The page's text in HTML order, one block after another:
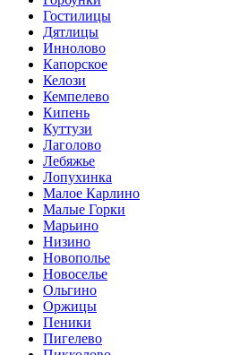
Гостилицы
Дятлицы
Иннолово
Капорское
Келози
Кемпелево
Кипень
Куттузи
Лаголово
Лебяжье
Лопухинка
Малое Карлино
Малые Горки
Марьино
Низино
Новополье
Новоселье
Ольгино
Оржицы
Пеники
Пигелево